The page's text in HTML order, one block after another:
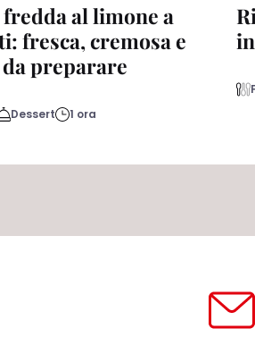
al limone a
fresca, cremosa e
preparare
Dessert 1 ora